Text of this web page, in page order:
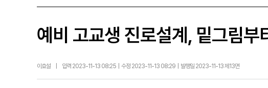
예비 고교생 진로설계, 밑그림
이효설 입력 2023-11-13 08:25 | 수정 2023-11-13 08:29 | 발행일 2023-11-13 제13면